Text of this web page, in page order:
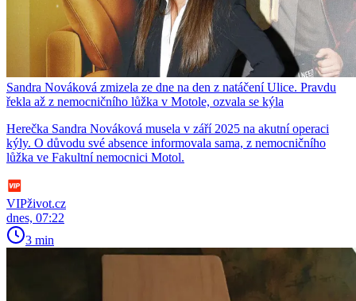
Sandra Nováková zmizela ze dne na den z natáčení Ulice. Pravdu
řekla až z nemocničního lůžka v Motole, ozvala se kýla
Herečka Sandra Nováková musela v září 2025 na akutní operaci
kýly. O důvodu své absence informovala sama, z nemocničního
lůžka ve Fakultní nemocnici Motol.
VIPživot.cz
dnes, 07:22
3 min